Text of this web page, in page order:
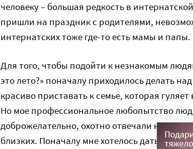
человеку – большая редкость в
пришли на праздник с родителями,
интернатских тоже где-то есть мамы и папы.
Для того, чтобы подойти к незнакомым
это лето?» поначалу приходилось делать
красиво приставать к семье, которая
Но мое профессиональное любопытство
доброжелательно, охотно отвечали на
близких. Поначалу мне хотелось дать